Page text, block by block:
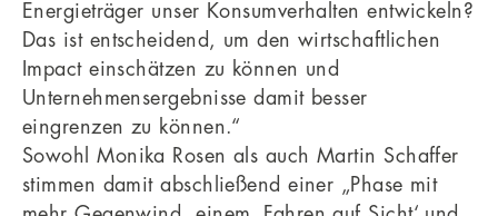
Energieträger unser Konsumverhalten entwickeln?
Das ist entscheidend, um den wirtschaftlichen
Impact einschätzen zu können und
Unternehmensergebnisse damit besser
eingrenzen zu können.“
Sowohl Monika Rosen als auch Martin Schaffer
stimmen damit abschließend einer „Phase mit